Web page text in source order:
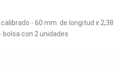
- 60 mm. de longitud x 2,38
bolsa con 2 unidades